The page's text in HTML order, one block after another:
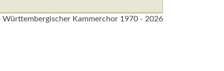
Kammerchor 1970 - 2026